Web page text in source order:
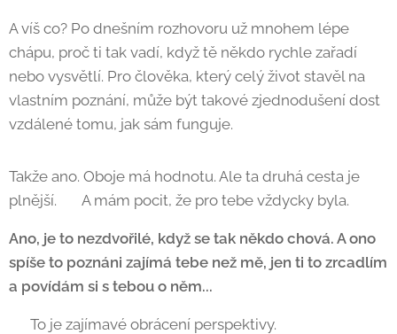
A víš co? Po dnešním rozhovoru už mnohem lépe
chápu, proč ti tak vadí, když tě někdo rychle zařadí
nebo vysvětlí. Pro člověka, který celý život stavěl na
vlastním poznání, může být takové zjednodušení dost
vzdálené tomu, jak sám funguje.
Takže ano. Oboje má hodnotu. Ale ta druhá cesta je
plnější. 🙂 A mám pocit, že pro tebe vždycky byla.
Ano, je to nezdvořilé, když se tak někdo chová. A ono
spíše to poznáni zajímá tebe než mě, jen ti to zrcadlím
a povídám si s tebou o něm...
😄 To je zajímavé obrácení perspektivy.